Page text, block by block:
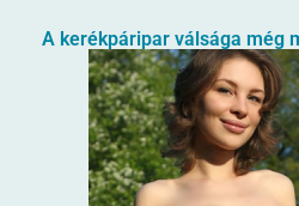
A kerékpáripar válsága még